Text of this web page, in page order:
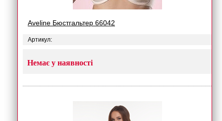
Aveline Бюстгальтер 66042
Артикул:
Немає у наявності